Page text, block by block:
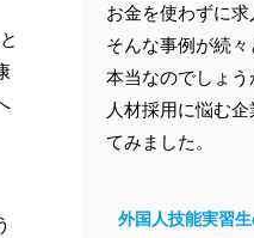
お金を使わずに
そんな事例が続々
本当なのでしょう
人材採用に悩む
てみました。
外国人技能実習